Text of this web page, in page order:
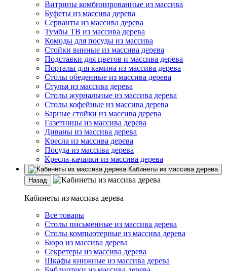
Витрины комбинированные из массива
Буфеты из массива дерева
Серванты из массива дерева
Тумбы ТВ из массива дерева
Комоды для посуды из массива
Стойки винные из массива дерева
Подставки для цветов и массива дерева
Порталы для камина из массива дерева
Столы обеденные из массива дерева
Стулья из массива дерева
Столы журнальные из массива дерева
Столы кофейные из массива дерева
Барные стойки из массива дерева
Газетницы из массива дерева
Диваны из массива дерева
Кресла из массива дерева
Посуда из массива дерева
Кресла-качалки из массива дерева
Кабинеты из массива дерева
Назад
Кабинеты из массива дерева
Все товары
Столы письменные из массива дерева
Столы компьютерные из массива дерева
Бюро из массива дерева
Секретеры из массива дерева
Шкафы книжные из массива дерева